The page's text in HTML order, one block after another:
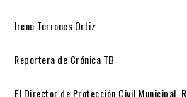
Irene Terrones Ortiz
Reportera de Crónica TB
El Director de Protección Civil Municipal,